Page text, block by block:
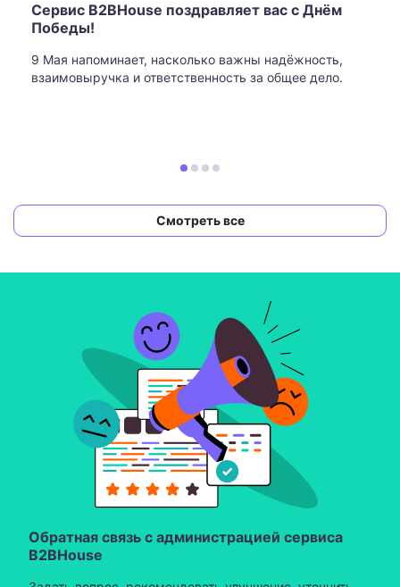
Сервис B2BHouse поздравляет вас с Днём
Победы!
9 Мая напоминает, насколько важны надёжность,
взаимовыручка и ответственность за общее дело.
Смотреть все
Обратная связь с администрацией сервиса
B2BHouse